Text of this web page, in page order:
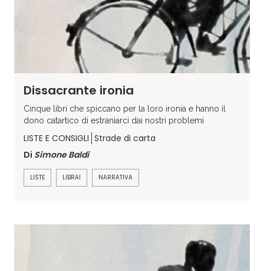
Dissacrante ironia
Cinque libri che spiccano per la loro ironia e hanno il
dono catartico di estraniarci dai nostri problemi
LISTE E CONSIGLI Strade di carta
Di Simone Baldi
LISTE LIBRAI NARRATIVA